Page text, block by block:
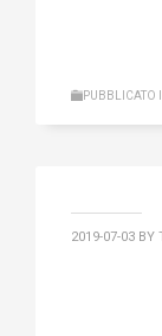
PUBBLICATO
2019-07-03 BY